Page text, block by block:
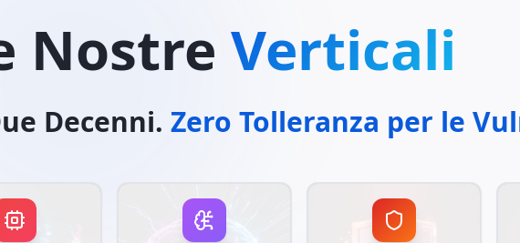
Nostre Verticali
Decenni. Zero Tolleranza per le